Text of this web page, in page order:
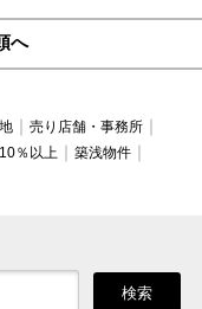
へ
売り店舗・事務所
％以上
築浅物件
検索